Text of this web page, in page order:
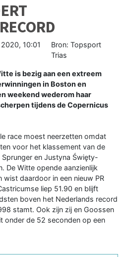
10:01
Bron: Topsport
Trias
is bezig aan een extreem
in Boston en
weekend wederom haar
tijdens de Copernicus
race moest neerzetten omdat
voor het klassement van de
en Justyna Święty-
De Witte opende aanzienlijk
wist daardoor in een nieuw PR
liep 51.90 en blijft
boven het Nederlands record
stamt. Ook zijn zij en Goossen
onder de 52 seconden op een